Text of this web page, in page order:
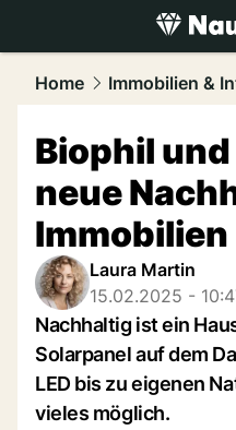
luxury.NAU.ch
Home Immobilien &
Biophil
neue
Immobilien
Laura Martin
15.02.2025 -
Nachhaltig ist ein
Solarpanel auf dem
LED bis zu eigenen
vieles möglich.